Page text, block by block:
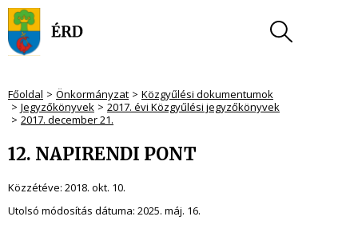
Főoldal Önkormányzat
Közgyűlési dokumentumok
Jegyzőkönyvek
2017. évi Közgyűlési jegyzőkönyvek
2017. december 21.
12. NAPIRENDI PONT
Közzétéve: 2018. okt. 10.
Utolsó módosítás dátuma: 2025. máj. 16.